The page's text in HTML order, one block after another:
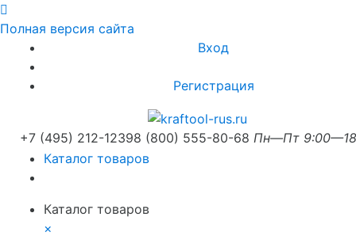
Полная версия сайта
Вход
Регистрация
+7 (495) 212-12398 (800) 555-80-68 Пн—Пт
Каталог товаров
Каталог товаров
×